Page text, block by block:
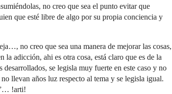
no creo que sea el punto evitar que
que esté libre de algo por su propia conciencia y
no creo que sea una manera de mejorar las cosas,
la adicción, ahi es otra cosa, está claro que es de la
se legisla muy fuerte en este caso y no
llevan años luz respecto al tema y se legisla igual.
!arti!